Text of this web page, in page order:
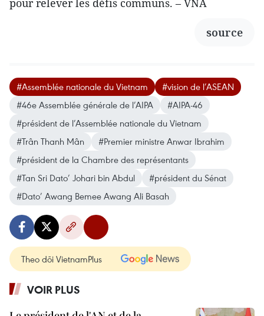
pour relever les défis communs. – VNA
source
#Assemblée nationale du Vietnam
#vision de l’ASEAN
#46e Assemblée générale de l’AIPA
#AIPA-46
#président de l’Assemblée nationale du Vietnam
#Trân Thanh Mân
#Premier ministre Anwar Ibrahim
#président de la Chambre des représentants
#Tan Sri Dato’ Johari bin Abdul
#président du Sénat
#Dato’ Awang Bemee Awang Ali Basah
Theo dõi VietnamPlus
VOIR PLUS